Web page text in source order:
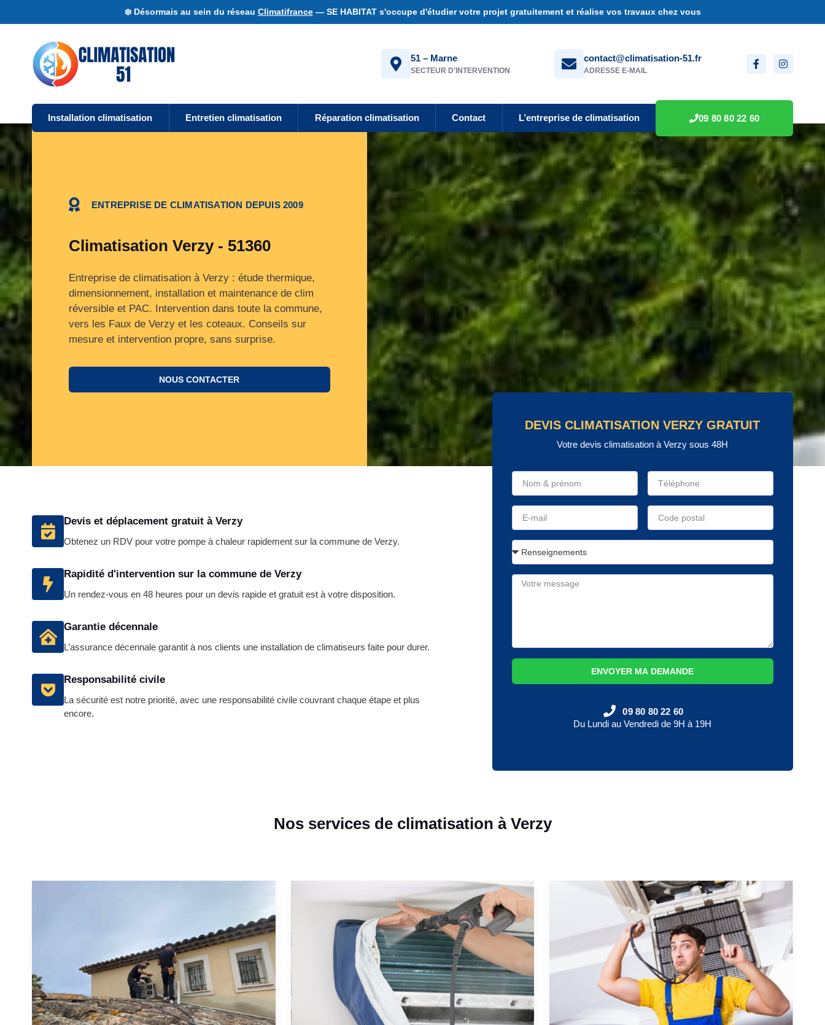
❄️ Désormais au sein du réseau Climatifrance— SE HABITAT s'occupe d'étudier votre projet gratuitement et réalise vos travaux chez vous
51 – Marne
SECTEUR D'INTERVENTION
contact@climatisation-51.fr
ADRESSE E-MAIL
Installation climatisation Entretien climatisation Réparation climatisation Contact L’entreprise de climatisation 09 80 80 22 60
ENTREPRISE DE CLIMATISATION DEPUIS 2009
Climatisation Verzy - 51360
Entreprise de climatisation à Verzy : étude thermique,
dimensionnement, installation et maintenance de clim
réversible et PAC. Intervention dans toute la commune,
vers les Faux de Verzy et les coteaux. Conseils sur
mesure et intervention propre, sans surprise.
NOUS CONTACTER
Devis et déplacement gratuit à Verzy
Obtenez un RDV pour votre pompe à chaleur rapidement sur la commune de Verzy.
Rapidité d'intervention sur la commune de Verzy
Un rendez-vous en 48 heures pour un devis rapide et gratuit est à votre disposition.
Garantie décennale
L’assurance décennale garantit à nos clients une installation de climatiseurs faite pour durer.
Responsabilité civile
La sécurité est notre priorité, avec une responsabilité civile couvrant chaque étape et plus
encore.
DEVIS CLIMATISATION VERZY GRATUIT
Votre devis climatisation à Verzy sous 48H
ENVOYER MA DEMANDE
09 80 80 22 60
Du Lundi au Vendredi de 9H à 19H
Nos services de climatisation à Verzy